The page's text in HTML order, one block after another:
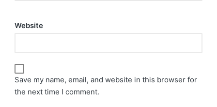
Website
Save my name, email, and website in this browser for
the next time I comment.